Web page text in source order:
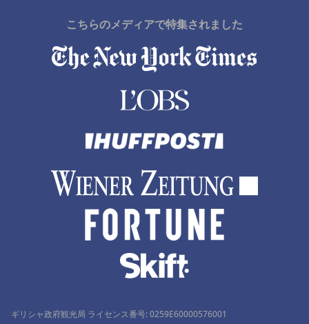
こちらのメディアで特集されました
ギリシャ政府観光局 ライセンス番号: 0259Ε60000576001